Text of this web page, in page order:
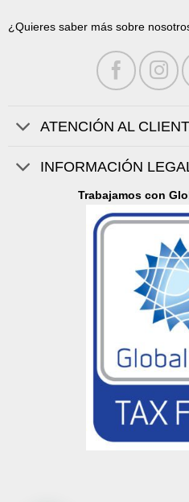
¿Quieres saber más sobre
ATENCIÓN AL
INFORMACIÓN
Trabajamos con